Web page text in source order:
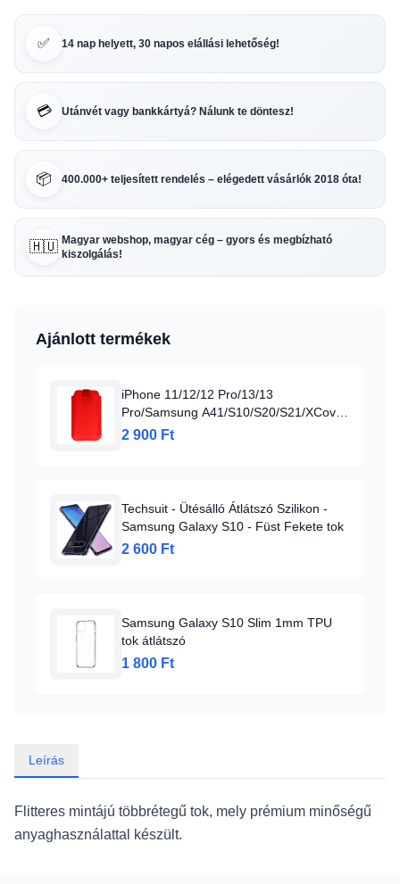
✅ 14 nap helyett, 30 napos elállási lehetőség!
💳 Utánvét vagy bankkártyá? Nálunk te döntesz!
📦 400.000+ teljesített rendelés – elégedett vásárlók 2018 óta!
🇭🇺 Magyar webshop, magyar cég – gyors és megbízható
kiszolgálás!
Ajánlott termékek
iPhone 11/12/12 Pro/13/13
Pro/Samsung A41/S10/S20/S21/XCover
5 Vennus Deko tok piros
2 900 Ft
Techsuit - Ütésálló Átlátszó Szilikon -
Samsung Galaxy S10 - Füst Fekete tok
2 600 Ft
Samsung Galaxy S10 Slim 1mm TPU
tok átlátszó
1 800 Ft
Leírás
Flitteres mintájú többrétegű tok, mely prémium minőségű
anyaghasználattal készült.